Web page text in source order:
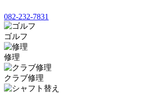
082-232-7831
ゴルフ
修理
クラブ修理